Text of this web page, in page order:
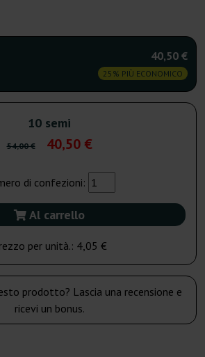
40,50 €
25% PIÙ ECONOMICO
10 semi
54,00 € 40,50 €
di confezioni:
Al carrello
per unità.: 4,05 €
prodotto? Lascia una recensione e
ricevi un bonus.